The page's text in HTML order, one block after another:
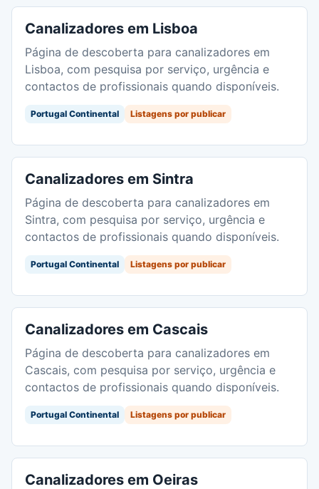
Canalizadores em Lisboa
Página de descoberta para canalizadores em
Lisboa, com pesquisa por serviço, urgência e
contactos de profissionais quando disponíveis.
Portugal Continental Listagens por publicar
Canalizadores em Sintra
Página de descoberta para canalizadores em
Sintra, com pesquisa por serviço, urgência e
contactos de profissionais quando disponíveis.
Portugal Continental Listagens por publicar
Canalizadores em Cascais
Página de descoberta para canalizadores em
Cascais, com pesquisa por serviço, urgência e
contactos de profissionais quando disponíveis.
Portugal Continental Listagens por publicar
Canalizadores em Oeiras